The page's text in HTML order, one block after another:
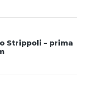
Strippoli – prima